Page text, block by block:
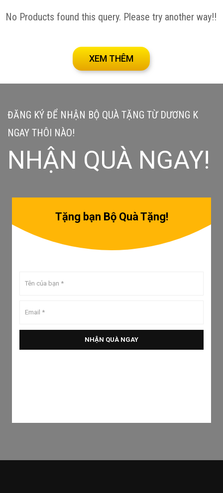
No Products found this query. Please try another way!!
XEM THÊM
ĐĂNG KÝ ĐỂ NHẬN BỘ QUÀ TẶNG TỪ DƯƠNG K
NGAY THÔI NÀO!
NHẬN QUÀ NGAY!
Tặng bạn Bộ Quà Tặng!